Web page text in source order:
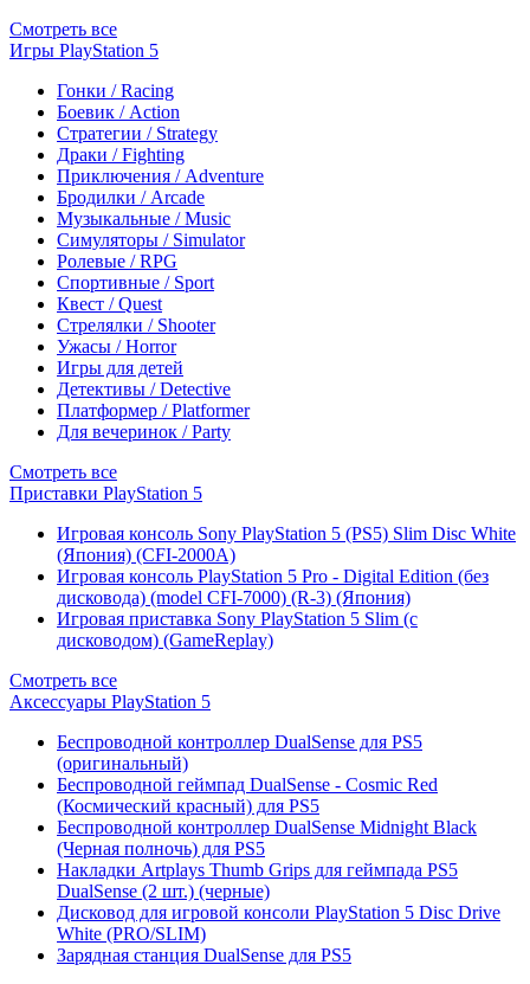
Смотреть все
Игры PlayStation 5
Гонки / Racing
Боевик / Action
Стратегии / Strategy
Драки / Fighting
Приключения / Adventure
Бродилки / Arcade
Музыкальные / Music
Симуляторы / Simulator
Ролевые / RPG
Спортивные / Sport
Квест / Quest
Стрелялки / Shooter
Ужасы / Horror
Игры для детей
Детективы / Detective
Платформер / Platformer
Для вечеринок / Party
Смотреть все
Приставки PlayStation 5
Игровая консоль Sony PlayStation 5 (PS5) Slim Disc White
(Япония) (CFI-2000A)
Игровая консоль PlayStation 5 Pro - Digital Edition (без
дисковода) (model CFI-7000) (R-3) (Япония)
Игровая приставка Sony PlayStation 5 Slim (с
дисководом) (GameReplay)
Смотреть все
Аксессуары PlayStation 5
Беспроводной контроллер DualSense для PS5
(оригинальный)
Беспроводной геймпад DualSense - Cosmic Red
(Космический красный) для PS5
Беспроводной контроллер DualSense Midnight Black
(Черная полночь) для PS5
Накладки Artplays Thumb Grips для геймпада PS5
DualSense (2 шт.) (черные)
Дисковод для игровой консоли PlayStation 5 Disc Drive
White (PRO/SLIM)
Зарядная станция DualSense для PS5